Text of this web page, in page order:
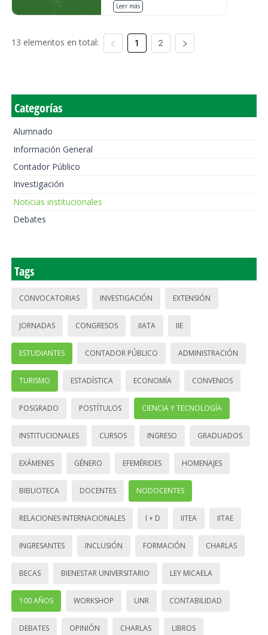
Leer más
13 elementos en total: 1 2
Categorías
Alumnado
Información General
Contador Público
Investigación
Noticias institucionales
Debates
Tags
CONVOCATORIAS INVESTIGACIÓN EXTENSIÓN
JORNADAS CONGRESOS IIATA IIE
ESTUDIANTES CONTADOR PÚBLICO ADMINISTRACIÓN
TURISMO ESTADÍSTICA ECONOMÍA CONVENIOS
POSGRADO POSTÍTULOS CIENCIA Y TECNOLOGÍA
INSTITUCIONALES CURSOS INGRESO GRADUADOS
EXÁMENES GÉNERO EFEMÉRIDES HOMENAJES
BIBLIOTECA DOCENTES NODOCENTES
RELACIONES INTERNACIONALES I + D IITEA IITAE
INGRESANTES INCLUSIÓN FORMACIÓN CHARLAS
BECAS BIENESTAR UNIVERSITARIO LEY MICAELA
100 AÑOS WORKSHOP UNR CONTABILIDAD
DEBATES OPINIÓN CHARLAS LIBROS